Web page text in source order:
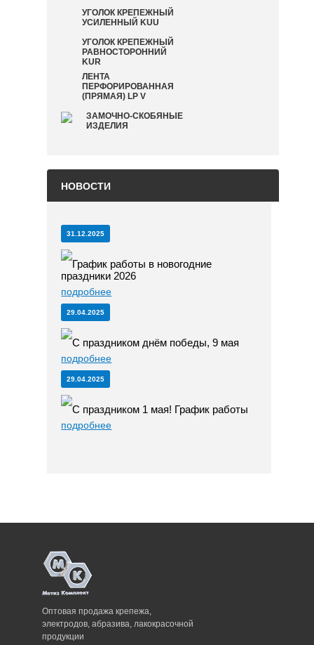
УГОЛОК КРЕПЕЖНЫЙ
УСИЛЕННЫЙ KUU
УГОЛОК КРЕПЕЖНЫЙ
РАВНОСТОРОННИЙ
KUR
ЛЕНТА
ПЕРФОРИРОВАННАЯ
(ПРЯМАЯ) LP V
ЗАМОЧНО-СКОБЯНЫЕ
ИЗДЕЛИЯ
НОВОСТИ
31.12.2025
График работы в новогодние
праздники 2026
подробнее
29.04.2025
С праздником днём победы, 9 мая
подробнее
29.04.2025
С праздником 1 мая! График работы
подробнее
Оптовая продажа крепежа,
электродов, абразива, лакокрасочной
продукции